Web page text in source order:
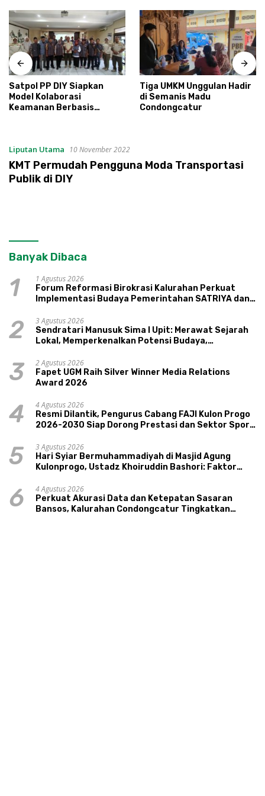
Satpol PP DIY Siapkan
Model Kolaborasi
Keamanan Berbasis
Tiga UMKM Unggulan Hadir
di Semanis Madu
Condongcatur
Liputan Utama 10 November 2022
KMT Permudah Pengguna Moda Transportasi
Publik di DIY
Banyak Dibaca
1
1 Agustus 2026
Forum Reformasi Birokrasi Kalurahan Perkuat
Implementasi Budaya Pemerintahan SATRIYA dan
2
3 Agustus 2026
Sendratari Manusuk Sima I Upit: Merawat Sejarah
Lokal, Memperkenalkan Potensi Budaya,
3
2 Agustus 2026
Fapet UGM Raih Silver Winner Media Relations
Award 2026
4
4 Agustus 2026
Resmi Dilantik, Pengurus Cabang FAJI Kulon Progo
2026-2030 Siap Dorong Prestasi dan Sektor Sport
5
3 Agustus 2026
Hari Syiar Bermuhammadiyah di Masjid Agung
Kulonprogo, Ustadz Khoiruddin Bashori: Faktor
6
4 Agustus 2026
Perkuat Akurasi Data dan Ketepatan Sasaran
Bansos, Kalurahan Condongcatur Tingkatkan